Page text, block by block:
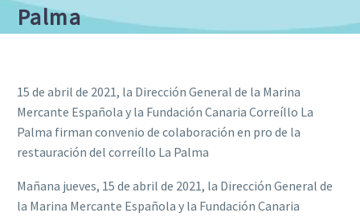
Palma
15 de abril de 2021, la Dirección General de la Marina
Mercante Española y la Fundación Canaria Correíllo La
Palma firman convenio de colaboración en pro de la
restauración del correíllo La Palma
Mañana jueves, 15 de abril de 2021, la Dirección General de
la Marina Mercante Española y la Fundación Canaria